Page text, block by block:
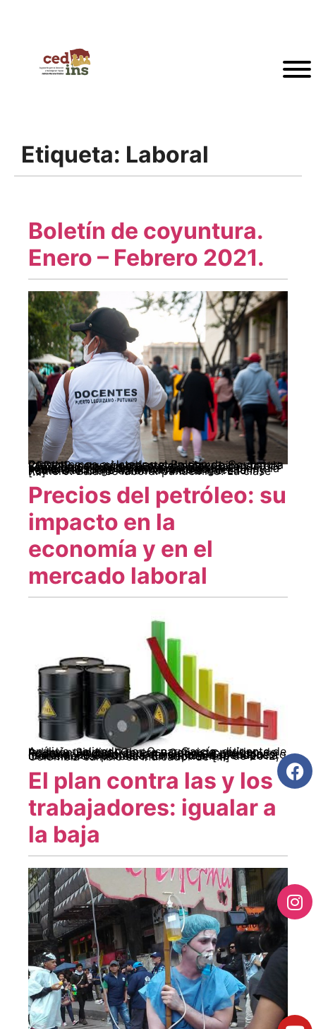
Etiqueta: Laboral
Boletín de coyuntura.
Enero – Febrero 2021.
Presentamos a Ustedes el Boletín de Coyuntura CEDINS, correspondiente al primer bimestre de 2021. En este número podrán leer: Saliendo del Laberinto. Equipo CEDINS- Doctrina de seguridad y militarización de nuestras sociedades.David Barrios Rodríguez. Colombia y la encrucijada del extractivismo neoliberal.Jorge Mario Vera RodríguezJenny Paola Buendía Díaz.Érika Andrea Moreno Romero. Balance laboral pandémico: La clase […]
Precios del petróleo: su
impacto en la
economía y en el
mercado laboral
Análisis realizado por Oscar García, dirigente de la Unión Sindical Obrera y activista político de Poder y Unidad Popular – Congreso de los Pueblos, en diálogo con Periferia, Colombia Informa y Cedins. La economía y el presupuesto nacional de Colombia, tienen una dependencia creciente del petróleo. En septiembre de 2012, Colombia cambió su indicador de […]
El plan contra las y los
trabajadores: igualar a
la baja